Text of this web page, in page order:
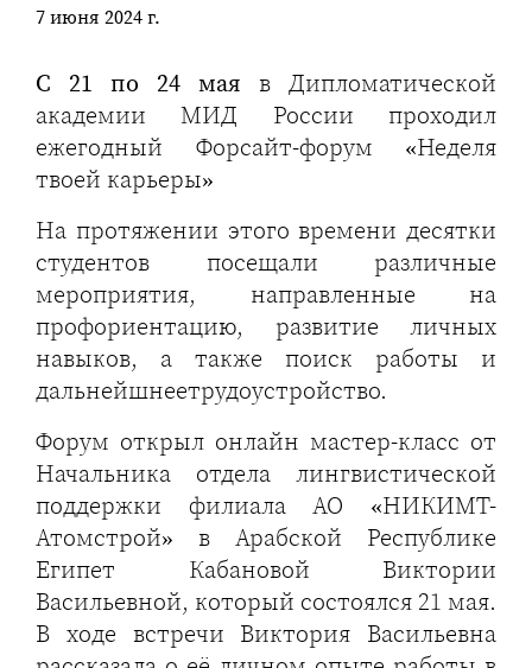
7 июня 2024 г.
С 21 по 24 мая в Дипломатической
академии МИД России проходил
ежегодный Форсайт-форум «Неделя
твоей карьеры»
На протяжении этого времени десятки
студентов посещали различные
мероприятия, направленные на
профориентацию, развитие личных
навыков, а также поиск работы и
дальнейшнеетрудоустройство.
Форум открыл онлайн мастер-класс от
Начальника отдела лингвистической
поддержки филиала АО «НИКИМТ-
Атомстрой» в Арабской Республике
Египет Кабановой Виктории
Васильевной, который состоялся 21 мая.
В ходе встречи Виктория Васильевна